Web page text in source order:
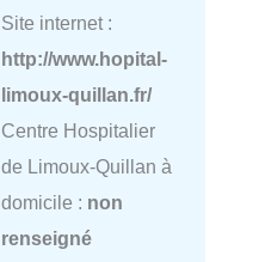
Site internet :
http://www.hopital-
limoux-quillan.fr/
Centre Hospitalier
de Limoux-Quillan à
domicile : non
renseigné